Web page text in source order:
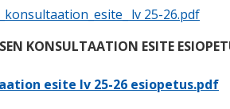
lv 25-26.pdf
KONSULTAATION ESITE
esite lv 25-26 esiopetus.pdf